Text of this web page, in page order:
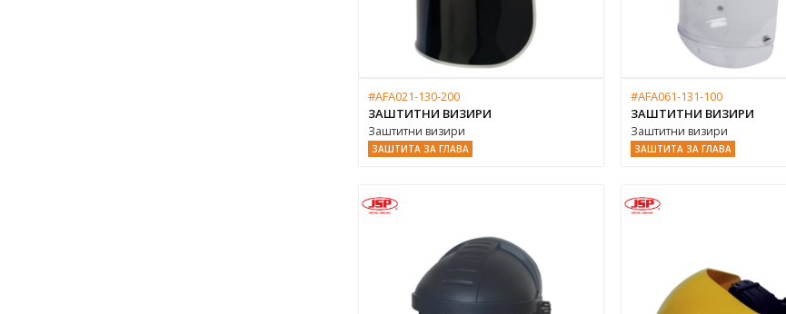
#AFA021-130-200
ЗАШТИТНИ ВИЗИРИ
Заштитни визири
ЗАШТИТА ЗА ГЛАВА
#AFA061-131-100
ЗАШТИТНИ ВИЗИРИ
Заштитни визири
ЗАШТИТА ЗА ГЛАВА